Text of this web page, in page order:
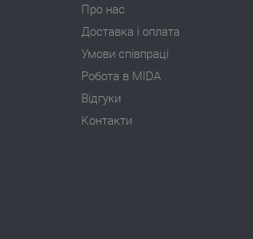
Про нас
Доставка і оплата
Умови співпраці
Робота в MIDA
Відгуки
Контакти